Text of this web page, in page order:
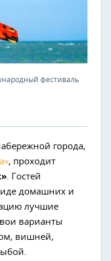
фестиваль
города,
, проходит
. Гостей
домашних и
лучшие
варианты
вишней,